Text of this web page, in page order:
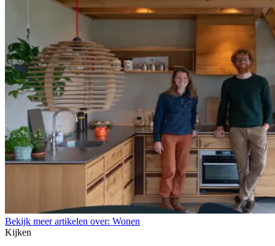
Bekijk meer artikelen over: Wonen
Kijken